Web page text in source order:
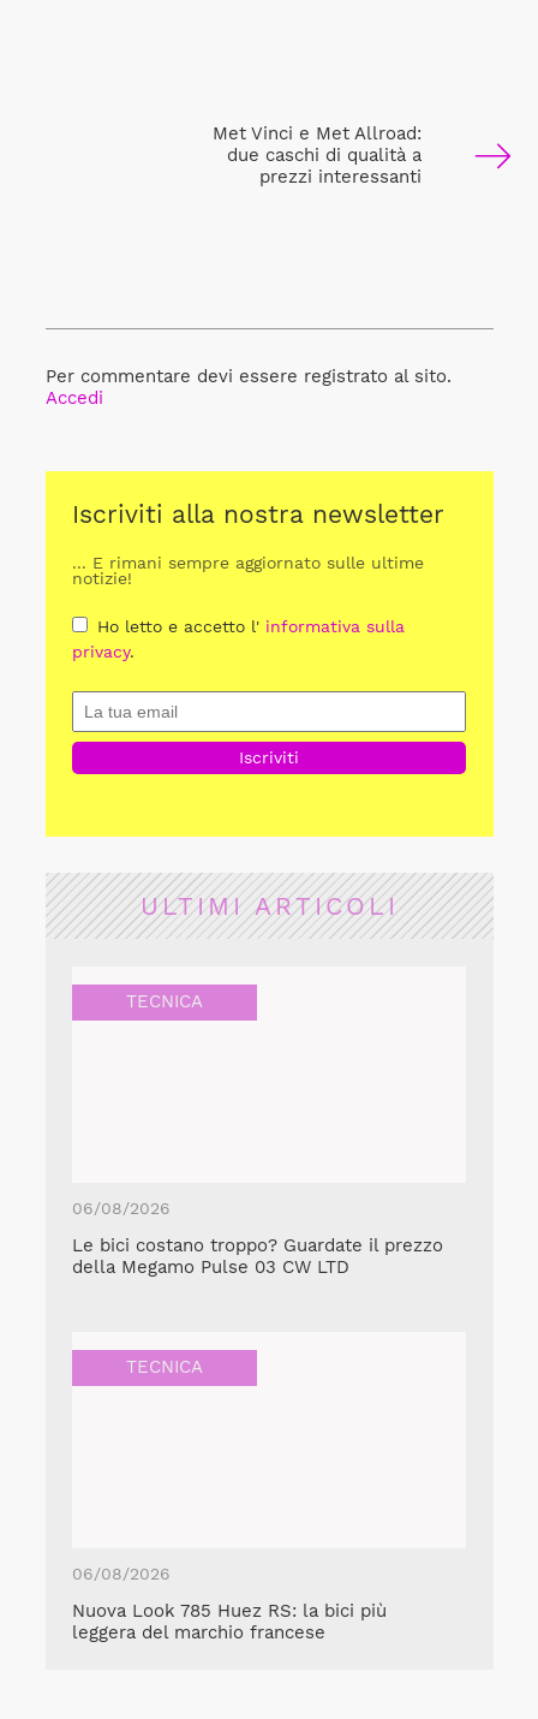
Met Vinci e Met Allroad:
due caschi di qualità a
prezzi interessanti
Per commentare devi essere registrato al sito.
Accedi
Iscriviti alla nostra newsletter
... E rimani sempre aggiornato sulle ultime
notizie!
Ho letto e accetto l' informativa sulla
privacy.
ULTIMI ARTICOLI
TECNICA
06/08/2026
Le bici costano troppo? Guardate il prezzo
della Megamo Pulse 03 CW LTD
TECNICA
06/08/2026
Nuova Look 785 Huez RS: la bici più
leggera del marchio francese